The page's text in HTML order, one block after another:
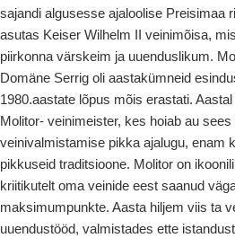
sajandi algusesse ajaloolise Preisimaa
asutas Keiser Wilhelm II veinimõisa,
piirkonna värskeim ja uuenduslikum.
Domäne Serrig oli aastakümneid
1980.aastate lõpus mõis erastati.
Molitor- veinimeister, kes hoiab au
veinivalmistamise pikka ajalugu, enam
pikkuseid traditsioone. Molitor on
kriitikutelt oma veinide eest saanud
maksimumpunkte. Aasta hiljem viis ta
uuendustööd, valmistades ette